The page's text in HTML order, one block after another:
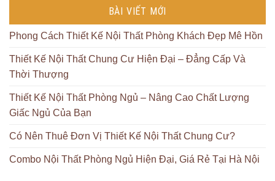
BÀI VIẾT MỚI
Phong Cách Thiết Kế Nội Thất Phòng Khách Đẹp Mê Hồn
Thiết Kế Nội Thất Chung Cư Hiện Đại – Đẳng Cấp Và
Thời Thượng
Thiết Kế Nội Thất Phòng Ngủ – Nâng Cao Chất Lượng
Giấc Ngủ Của Bạn
Có Nên Thuê Đơn Vị Thiết Kế Nội Thất Chung Cư?
Combo Nội Thất Phòng Ngủ Hiện Đại, Giá Rẻ Tại Hà Nội